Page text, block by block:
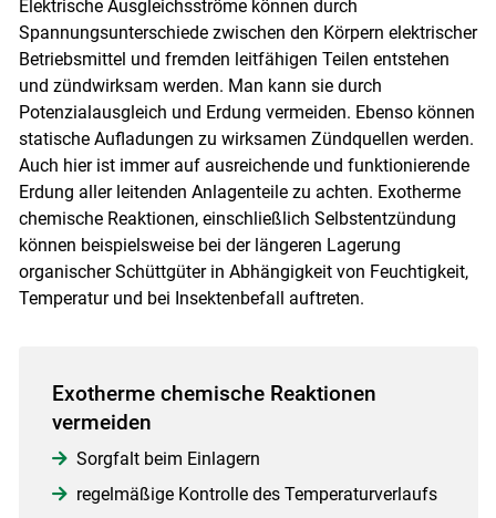
Elektrische Ausgleichsströme können durch
Spannungsunterschiede zwischen den Körpern elektrischer
Betriebsmittel und fremden leitfähigen Teilen entstehen
und zündwirksam werden. Man kann sie durch
Potenzialausgleich und Erdung vermeiden. Ebenso können
statische Aufladungen zu wirksamen Zündquellen werden.
Auch hier ist immer auf ausreichende und funktionierende
Erdung aller leitenden Anlagenteile zu achten. Exotherme
chemische Reaktionen, einschließlich Selbstentzündung
können beispielsweise bei der längeren Lagerung
organischer Schüttgüter in Abhängigkeit von Feuchtigkeit,
Temperatur und bei Insektenbefall auftreten.
Exotherme chemische Reaktionen
vermeiden
Sorgfalt beim Einlagern
regelmäßige Kontrolle des Temperaturverlaufs